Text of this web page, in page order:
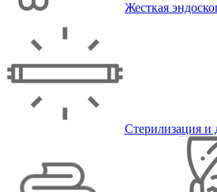
Жесткая
Стерилизация и